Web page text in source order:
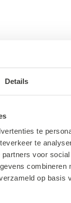
Details
te
te
voor
combineren
op basis